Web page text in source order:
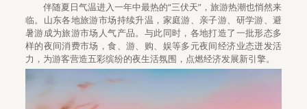
伴随夏日气温进入一年中最热的“三伏天”，旅游热潮也悄然来
临。山东各地旅游市场持续升温，家庭游、亲子游、研学游、避
暑游成为旅游市场人气产品。与此同时，各地打造了一批形态多
样的夜间消费市场，食、游、购、娱等多元夜间经济业态迸发活
力，为游客营造五彩缤纷的夜生活氛围，点燃经济发展新引擎。